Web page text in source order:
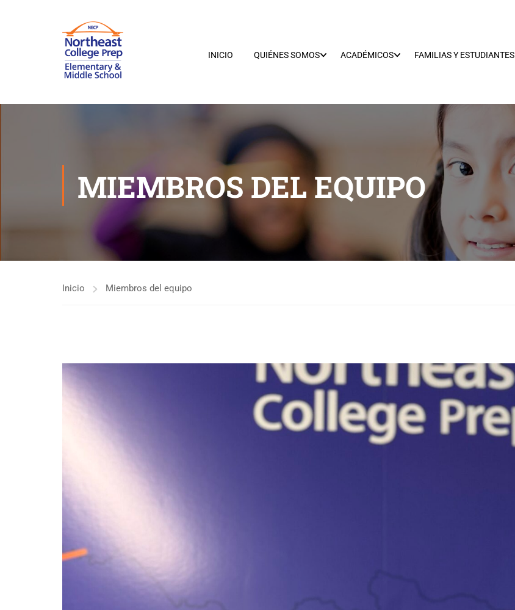
INICIO QUIÉNES SOMOS ACADÉMICOS FAMILIAS Y ESTUDIANTES
MIEMBROS DEL EQUIPO
Inicio Miembros del equipo